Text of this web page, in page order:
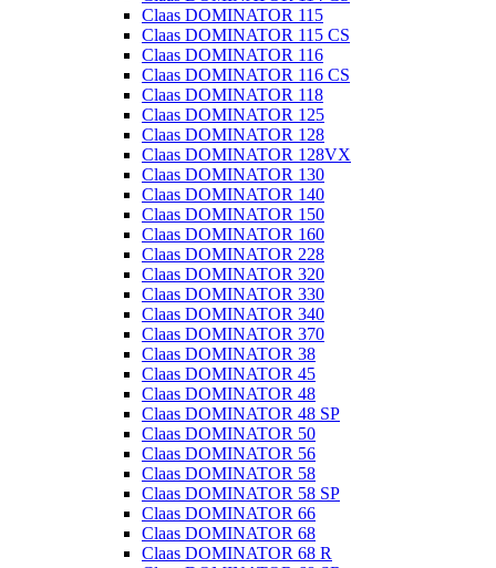
Claas DOMINATOR 115
Claas DOMINATOR 115 CS
Claas DOMINATOR 116
Claas DOMINATOR 116 CS
Claas DOMINATOR 118
Claas DOMINATOR 125
Claas DOMINATOR 128
Claas DOMINATOR 128VX
Claas DOMINATOR 130
Claas DOMINATOR 140
Claas DOMINATOR 150
Claas DOMINATOR 160
Claas DOMINATOR 228
Claas DOMINATOR 320
Claas DOMINATOR 330
Claas DOMINATOR 340
Claas DOMINATOR 370
Claas DOMINATOR 38
Claas DOMINATOR 45
Claas DOMINATOR 48
Claas DOMINATOR 48 SP
Claas DOMINATOR 50
Claas DOMINATOR 56
Claas DOMINATOR 58
Claas DOMINATOR 58 SP
Claas DOMINATOR 66
Claas DOMINATOR 68
Claas DOMINATOR 68 R